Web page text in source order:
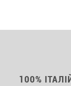
100%